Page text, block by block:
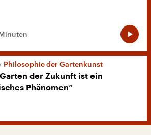
Philosophie der Gartenkunst
der Zukunft ist ein
Phänomen“